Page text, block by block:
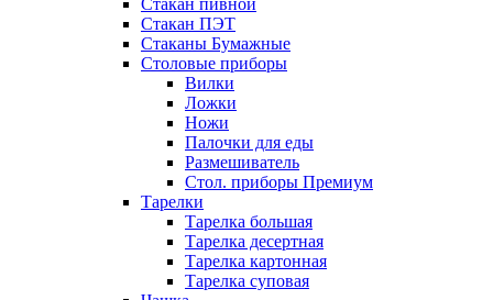
Стакан пивной
Стакан ПЭТ
Стаканы Бумажные
Столовые приборы
Вилки
Ложки
Ножи
Палочки для еды
Размешиватель
Стол. приборы Премиум
Тарелки
Тарелка большая
Тарелка десертная
Тарелка картонная
Тарелка суповая